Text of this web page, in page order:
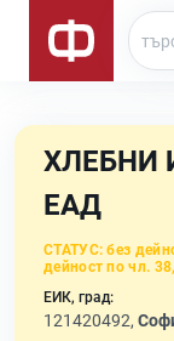
ХЛЕБНИ
ЕАД
СТАТУС: без
дейност по чл.
ЕИК, град:
121420492,